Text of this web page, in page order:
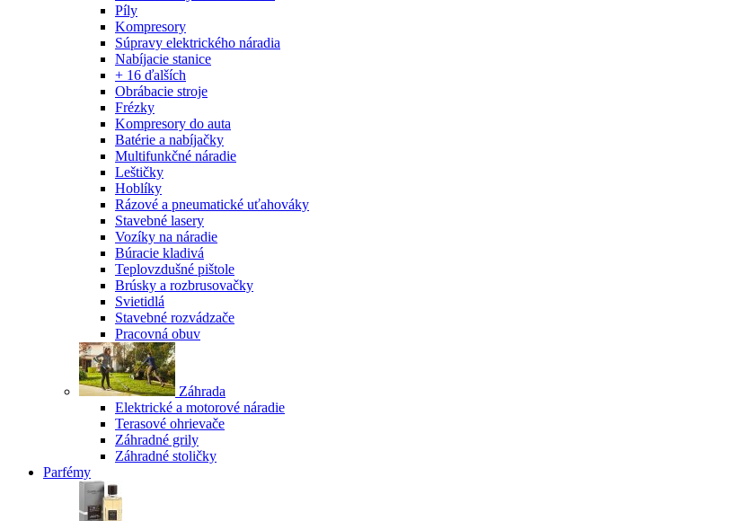
Píly
Kompresory
Súpravy elektrického náradia
Nabíjacie stanice
+ 16 ďalších
Obrábacie stroje
Frézky
Kompresory do auta
Batérie a nabíjačky
Multifunkčné náradie
Leštičky
Hoblíky
Rázové a pneumatické uťahováky
Stavebné lasery
Vozíky na náradie
Búracie kladivá
Teplovzdušné pištole
Brúsky a rozbrusovačky
Svietidlá
Stavebné rozvádzače
Pracovná obuv
Záhrada
Elektrické a motorové náradie
Terasové ohrievače
Záhradné grily
Záhradné stoličky
Parfémy